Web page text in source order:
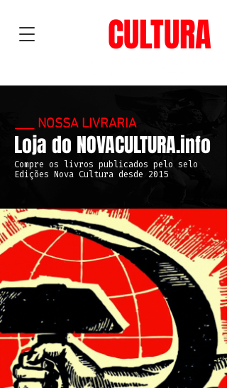
CULTURA
___ NOSSA LIVRARIA
Loja do NOVACULTURA.info
Compre os livros publicados pelo selo
Edições Nova Cultura desde 2015